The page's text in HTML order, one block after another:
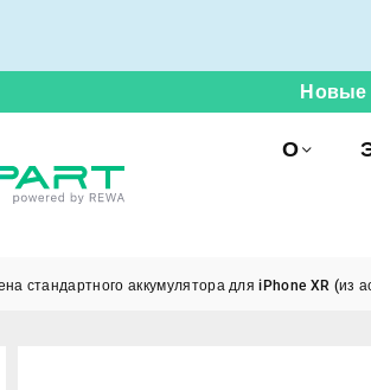
Новые
О
стандартного аккумулятора для iPhone XR (из